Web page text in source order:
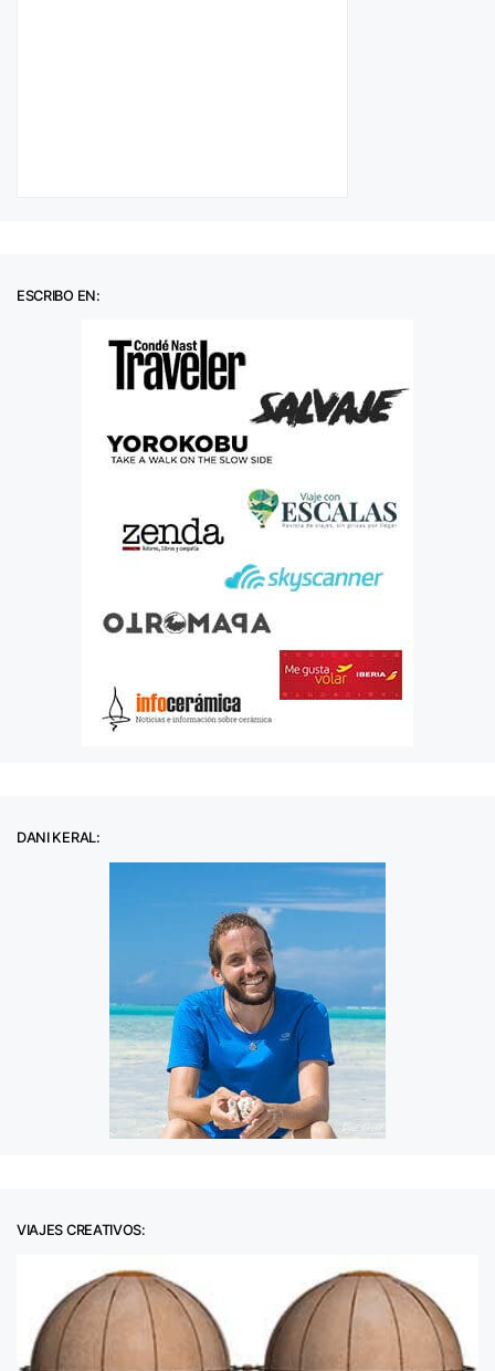
ESCRIBO EN:
DANI KERAL:
VIAJES CREATIVOS: